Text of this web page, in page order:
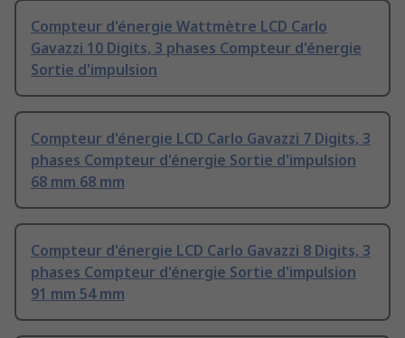
Compteur d'énergie Wattmètre LCD Carlo
Gavazzi 10 Digits, 3 phases Compteur d'énergie
Sortie d'impulsion
Compteur d'énergie LCD Carlo Gavazzi 7 Digits, 3
phases Compteur d'énergie Sortie d'impulsion
68 mm 68 mm
Compteur d'énergie LCD Carlo Gavazzi 8 Digits, 3
phases Compteur d'énergie Sortie d'impulsion
91 mm 54 mm